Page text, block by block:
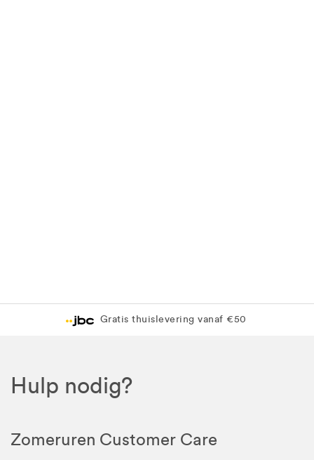
Gratis thuislevering vanaf €50
Hulp nodig?
Zomeruren Customer Care